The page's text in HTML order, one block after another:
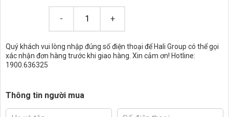
Quý khách vui lòng nhập đúng số điện thoại để Hali Group có thể gọi
xác nhận đơn hàng trước khi giao hàng. Xin cảm ơn! Hotline:
1900.636325
Thông tin người mua